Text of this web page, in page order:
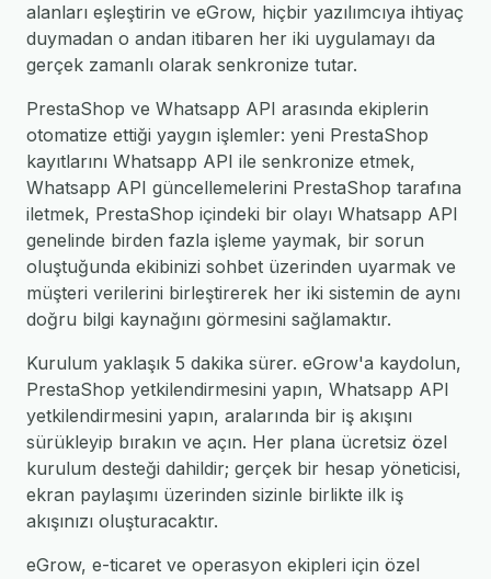
alanları eşleştirin ve eGrow, hiçbir yazılımcıya ihtiyaç
duymadan o andan itibaren her iki uygulamayı da
gerçek zamanlı olarak senkronize tutar.
PrestaShop ve Whatsapp API arasında ekiplerin
otomatize ettiği yaygın işlemler: yeni PrestaShop
kayıtlarını Whatsapp API ile senkronize etmek,
Whatsapp API güncellemelerini PrestaShop tarafına
iletmek, PrestaShop içindeki bir olayı Whatsapp API
genelinde birden fazla işleme yaymak, bir sorun
oluştuğunda ekibinizi sohbet üzerinden uyarmak ve
müşteri verilerini birleştirerek her iki sistemin de aynı
doğru bilgi kaynağını görmesini sağlamaktır.
Kurulum yaklaşık 5 dakika sürer. eGrow'a kaydolun,
PrestaShop yetkilendirmesini yapın, Whatsapp API
yetkilendirmesini yapın, aralarında bir iş akışını
sürükleyip bırakın ve açın. Her plana ücretsiz özel
kurulum desteği dahildir; gerçek bir hesap yöneticisi,
ekran paylaşımı üzerinden sizinle birlikte ilk iş
akışınızı oluşturacaktır.
eGrow, e-ticaret ve operasyon ekipleri için özel